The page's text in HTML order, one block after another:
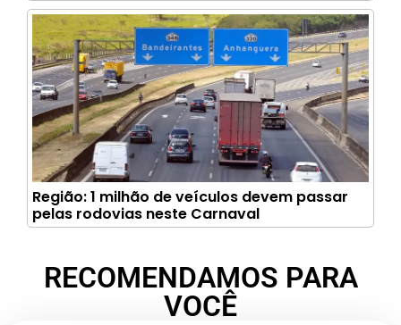
Região: 1 milhão de veículos devem passar
pelas rodovias neste Carnaval
RECOMENDAMOS PARA
VOCÊ